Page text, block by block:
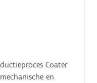
en vervangen van
van de
Coater
en